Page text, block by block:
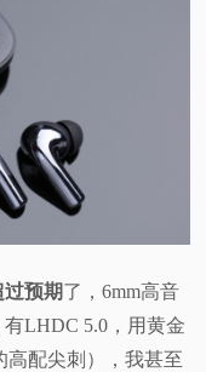
预期了，6mm高音
LHDC 5.0，用黄金
高配尖刺），我甚至